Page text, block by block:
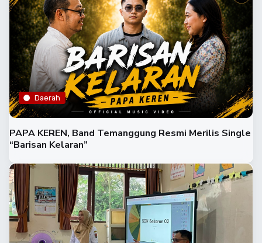
Daerah
PAPA KEREN, Band Temanggung Resmi Merilis Single
“Barisan Kelaran”